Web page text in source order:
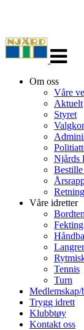
Om oss
Våre
Aktuelt
Styret
Njårds
Våre idretter
Fekting
Tennis
Turn
Trygg idrett
Klubbtøy
Kontakt oss